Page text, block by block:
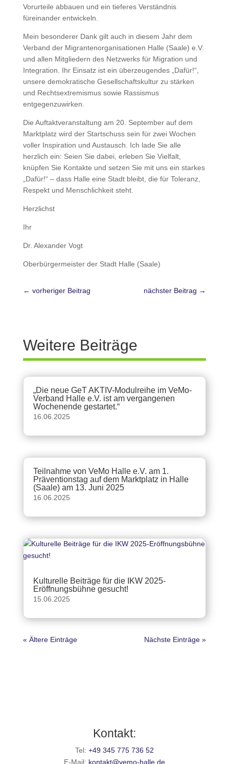
Vorurteile abbauen und ein tieferes Verständnis
füreinander entwickeln.
Mein besonderer Dank gilt auch in diesem Jahr dem
Verband der Migrantenorganisationen Halle (Saale) e.V.
und allen Mitgliedern des Netzwerks für Migration und
Integration. Ihr Einsatz ist ein überzeugendes „Dafür!“,
unsere demokratische Gesellschaftskultur zu stärken
und Rechtsextremismus sowie Rassismus
entgegenzuwirken.
Die Auftaktveranstaltung am 20. September auf dem
Marktplatz wird der Startschuss sein für zwei Wochen
voller Inspiration und Austausch. Ich lade Sie alle
herzlich ein: Seien Sie dabei, erleben Sie Vielfalt,
knüpfen Sie Kontakte und setzen Sie mit uns ein starkes
„Dafür!“ – dass Halle eine Stadt bleibt, die für Toleranz,
Respekt und Menschlichkeit steht.
Herzlichst
Ihr
Dr. Alexander Vogt
Oberbürgermeister der Stadt Halle (Saale)
← vorheriger Beitrag nächster Beitrag →
Weitere Beiträge
„Die neue GeT AKTIV-Modulreihe im VeMo-
Verband Halle e.V. ist am vergangenen
Wochenende gestartet.“
16.06.2025
Teilnahme von VeMo Halle e.V. am 1.
Präventionstag auf dem Marktplatz in Halle
(Saale) am 13. Juni 2025
16.06.2025
Kulturelle Beiträge für die IKW 2025-
Eröffnungsbühne gesucht!
15.06.2025
« Ältere Einträge Nächste Einträge »
Kontakt:
Tel: +49 345 775 736 52
E-Mail: kontakt@vemo-halle.de